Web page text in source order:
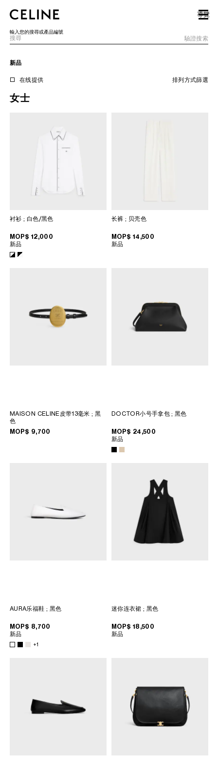
SKIP TO FOOTER CONTENT
跳至主導覽
導覽
輸入您的搜尋或產品編號
驗證搜索
新品
在线提供 排列方式篩選
女士
衬衫; 白色/黑色
MOP$ 12,000
新品
长裤; 贝壳色
MOP$ 14,500
新品
MAISON CELINE皮带13毫米; 黑
色
MOP$ 9,700
DOCTOR小号手拿包; 黑色
MOP$ 24,500
新品
AURA乐福鞋 ; 黑色
MOP$ 8,700
新品
+1
迷你连衣裙; 黑色
MOP$ 18,500
新品
歐洲
北美洲
亞洲（國家/地區）
香港特別行政區
菲律賓
南韓
印度
巴基斯坦
非洲